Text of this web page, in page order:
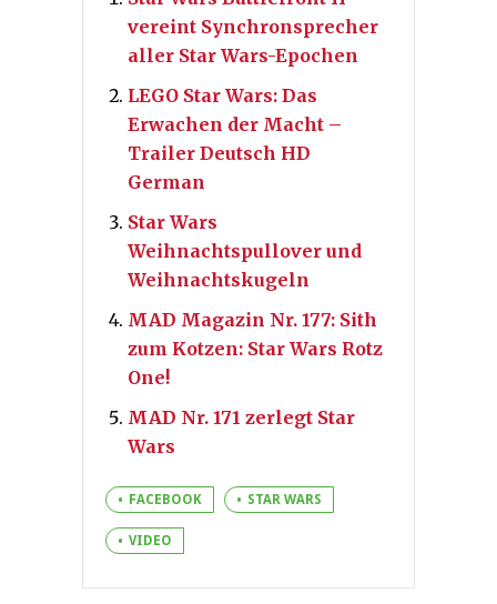
vereint Synchronsprecher
aller Star Wars-Epochen
LEGO Star Wars: Das
Erwachen der Macht –
Trailer Deutsch HD
German
Star Wars
Weihnachtspullover und
Weihnachtskugeln
MAD Magazin Nr. 177: Sith
zum Kotzen: Star Wars Rotz
One!
MAD Nr. 171 zerlegt Star
Wars
FACEBOOK STAR WARS
VIDEO